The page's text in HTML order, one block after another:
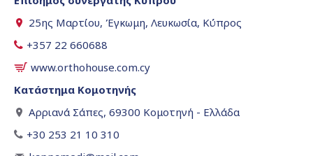
25ης Μαρτίου, Έγκωμη, Λευκωσία, Κύπρος
+357 22 660688
www.orthohouse.com.cy
Κατάστημα Κομοτηνής
Αρριανά Σάπες, 69300 Κομοτηνή - Ελλάδα
+30 253 21 10 310